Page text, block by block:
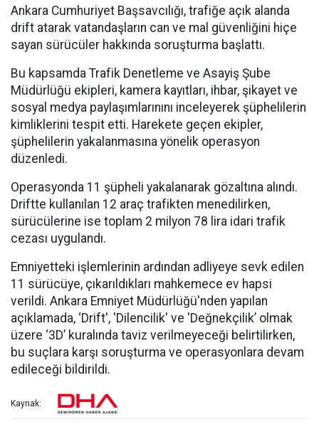
Ankara Cumhuriyet Başsavcılığı, trafiğe açık alanda
drift atarak vatandaşların can ve mal güvenliğini hiçe
sayan sürücüler hakkında soruşturma başlattı.
Bu kapsamda Trafik Denetleme ve Asayiş Şube
Müdürlüğü ekipleri, kamera kayıtları, ihbar, şikayet ve
sosyal medya paylaşımlarınını inceleyerek şüphelilerin
kimliklerini tespit etti. Harekete geçen ekipler,
şüphelilerin yakalanmasına yönelik operasyon
düzenledi.
Operasyonda 11 şüpheli yakalanarak gözaltına alındı.
Driftte kullanılan 12 araç trafikten menedilirken,
sürücülerine ise toplam 2 milyon 78 lira idari trafik
cezası uygulandı.
Emniyetteki işlemlerinin ardından adliyeye sevk edilen
11 sürücüye, çıkarıldıkları mahkemece ev hapsi
verildi. Ankara Emniyet Müdürlüğü'nden yapılan
açıklamada, ‘Drift', 'Dilencilik' ve 'Değnekçilik’ olmak
üzere ‘3D’ kuralında taviz verilmeyeceği belirtilirken,
bu suçlara karşı soruşturma ve operasyonlara devam
edileceği bildirildi.
Kaynak: